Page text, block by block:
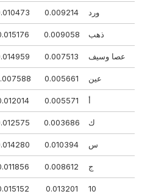
ورد 0.009214
0.010473
ذهب 0.009058
0.015176
عصا وسيف 0.007513
0.014959
عين 0.005661
0.007588
0.005571
0.012014
ك 0.003686
0.012575
س 0.010394
0.014280
0.008612
0.011856
10
0.013201
0.015152